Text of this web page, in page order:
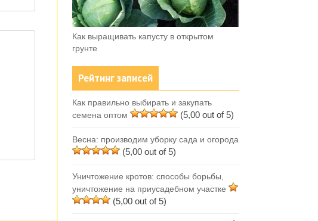
Как выращивать капусту в открытом
грунте
Рейтинг записей
Как правильно выбирать и закупать
семена оптом
(5,00 out of 5)
Весна: производим уборку сада и огорода
(5,00 out of 5)
Уничтожение кротов: способы борьбы,
уничтожение на приусадебном участке
(5,00 out of 5)